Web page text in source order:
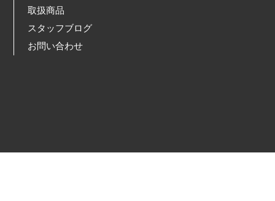
取扱商品
スタッフブログ
お問い合わせ